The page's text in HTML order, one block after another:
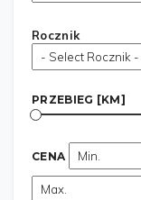
Rocznik
PRZEBIEG [KM]
CENA